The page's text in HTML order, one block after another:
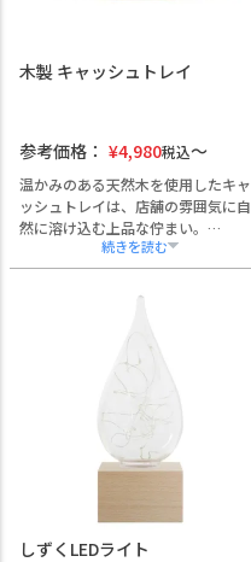
木製 キャッシュトレイ
参考価格： ¥4,980税込
温かみのある天然木を使用したキャ
ッシュトレイは、店舗の雰囲気に自
然に溶け込む上品な佇まい。
滑らかな手触りと緩やかなカーブ
が、接客の所作を美しく演出しま
受付や会計シーンに最適。
店舗名やロゴの刻印が可能で、開業
ただいております。
しずくLEDライト